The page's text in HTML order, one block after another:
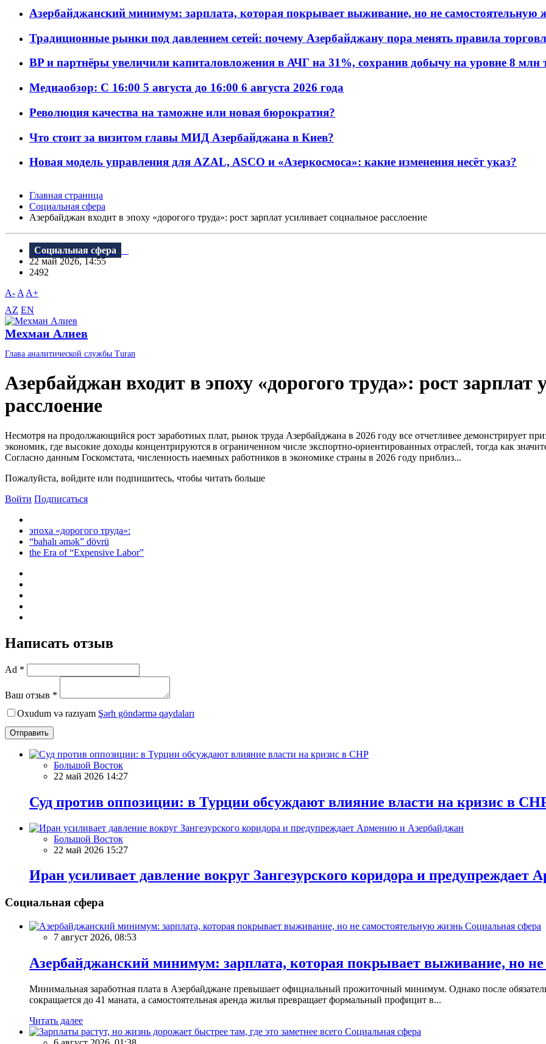
Азербайджанский минимум: зарплата, которая покрывает выживание, но не самостоятельную
Традиционные рынки под давлением сетей: почему Азербайджану пора менять правила
BP и партнёры увеличили капиталовложения в АЧГ на 31%, сохранив добычу на уровне 8 млн
Медиаобзор: С 16:00 5 августа до 16:00 6 августа 2026 года
Революция качества на таможне или новая бюрократия?
Что стоит за визитом главы МИД Азербайджана в Киев?
Новая модель управления для AZAL, ASCO и «Азеркосмоса»: какие изменения несёт указ?
Главная страница
Социальная сфера
Азербайджан входит в эпоху «дорогого труда»: рост зарплат усиливает социальное расслоение
Социальная сфера
22 май 2026, 14:55
2492
A- A A+
AZ EN
Мехман Алиев
Глава аналитической службы Turan
Азербайджан входит в эпоху «дорогого труда»: рост зарплат
расслоение
Несмотря на продолжающийся рост заработных плат, рынок труда Азербайджана в 2026 году все отчетливее демонстрирует
экономик, где высокие доходы концентрируются в ограниченном числе экспортно-ориентированных отраслей, тогда как
Согласно данным Госкомстата, численность наемных работников в экономике страны в 2026 году приблиз...
Пожалуйста, войдите или подпишитесь, чтобы читать больше
Войти Подписаться
эпоха «дорогого труда»:
“bahalı əmək” dövrü
the Era of “Expensive Labor”
Написать отзыв
Ad *
Ваш отзыв *
Oxudum və razıyam Şərh göndərmə qaydaları
Отправить
Большой Восток
22 май 2026 14:27
Суд против оппозиции: в Турции обсуждают влияние власти на кризис в
Большой Восток
22 май 2026 15:27
Иран усиливает давление вокруг Зангезурского коридора и предупреждает
Социальная сфера
Социальная сфера
7 август 2026, 08:53
Азербайджанский минимум: зарплата, которая покрывает выживание, но
Минимальная заработная плата в Азербайджане превышает официальный прожиточный минимум. Однако после
сокращается до 41 маната, а самостоятельная аренда жилья превращает формальный профицит в...
Читать далее
Социальная сфера